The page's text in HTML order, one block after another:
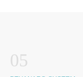
05